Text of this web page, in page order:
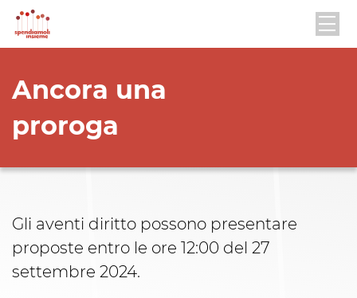
Ancora una
proroga
Gli aventi diritto possono presentare
proposte entro le ore 12:00 del 27
settembre 2024.